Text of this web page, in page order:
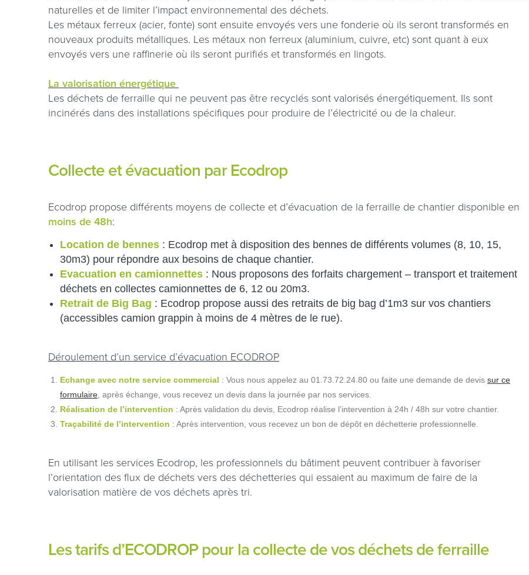
naturelles et de limiter l’impact environnemental des déchets.
Les métaux ferreux (acier, fonte) sont ensuite envoyés vers une fonderie où ils seront transformés en
nouveaux produits métalliques. Les métaux non ferreux (aluminium, cuivre, etc) sont quant à eux
envoyés vers une raffinerie où ils seront purifiés et transformés en lingots.
La valorisation énergétique
Les déchets de ferraille qui ne peuvent pas être recyclés sont valorisés énergétiquement. Ils sont
incinérés dans des installations spécifiques pour produire de l’électricité ou de la chaleur.
Collecte et évacuation par Ecodrop
Ecodrop propose différents moyens de collecte et d’évacuation de la ferraille de chantier disponible en
moins de 48h:
Location de bennes : Ecodrop met à disposition des bennes de différents volumes (8, 10, 15,
30m3) pour répondre aux besoins de chaque chantier.
Evacuation en camionnettes : Nous proposons des forfaits chargement – transport et traitement
déchets en collectes camionnettes de 6, 12 ou 20m3.
Retrait de Big Bag : Ecodrop propose aussi des retraits de big bag d’1m3 sur vos chantiers
(accessibles camion grappin à moins de 4 mètres de le rue).
Déroulement d’un service d’évacuation ECODROP
Echange avec notre service commercial : Vous nous appelez au 01.73.72.24.80 ou faite une demande de devis sur ce
formulaire , après échange, vous recevez un devis dans la journée par nos services.
Réalisation de l’intervention : Après validation du devis, Ecodrop réalise l’intervention à 24h / 48h sur votre chantier.
Traçabilité de l’intervention : Après intervention, vous recevez un bon de dépôt en déchetterie professionnelle.
En utilisant les services Ecodrop, les professionnels du bâtiment peuvent contribuer à favoriser
l’orientation des flux de déchets vers des déchetteries qui essaient au maximum de faire de la
valorisation matière de vos déchets après tri.
Les tarifs d’ECODROP pour la collecte de vos déchets de ferraille